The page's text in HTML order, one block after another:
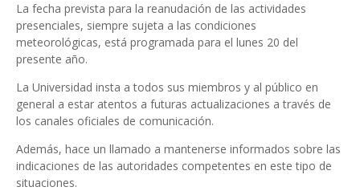
La fecha prevista para la reanudación de las actividades
presenciales, siempre sujeta a las condiciones
meteorológicas, está programada para el lunes 20 del
presente año.
La Universidad insta a todos sus miembros y al público en
general a estar atentos a futuras actualizaciones a través de
los canales oficiales de comunicación.
Además, hace un llamado a mantenerse informados sobre las
indicaciones de las autoridades competentes en este tipo de
situaciones.